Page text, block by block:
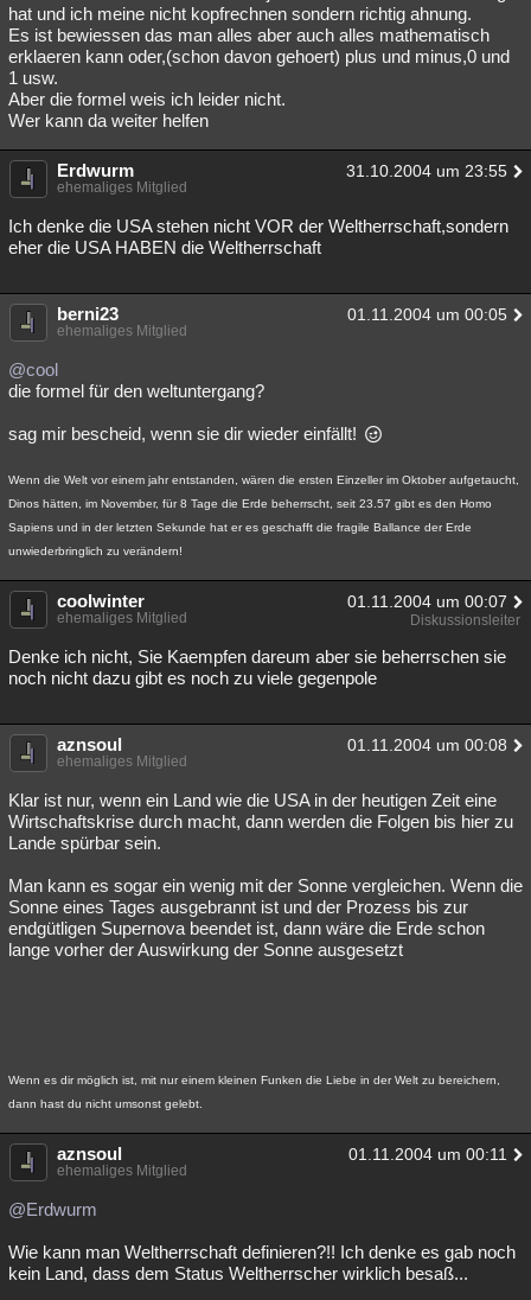
hat und ich meine nicht kopfrechnen sondern richtig ahnung.
Es ist bewiessen das man alles aber auch alles mathematisch
erklaeren kann oder,(schon davon gehoert) plus und minus,0 und
1 usw.
Aber die formel weis ich leider nicht.
Wer kann da weiter helfen
Erdwurm 31.10.2004 um 23:55
ehemaliges Mitglied
Ich denke die USA stehen nicht VOR der Weltherrschaft,sondern
eher die USA HABEN die Weltherrschaft
berni23 01.11.2004 um 00:05
ehemaliges Mitglied
@cool
die formel für den weltuntergang?
sag mir bescheid, wenn sie dir wieder einfällt!
Wenn die Welt vor einem jahr entstanden, wären die ersten Einzeller im Oktober aufgetaucht,
Dinos hätten, im November, für 8 Tage die Erde beherrscht, seit 23.57 gibt es den Homo
Sapiens und in der letzten Sekunde hat er es geschafft die fragile Ballance der Erde
unwiederbringlich zu verändern!
coolwinter 01.11.2004 um 00:07
ehemaliges Mitglied Diskussionsleiter
Denke ich nicht, Sie Kaempfen dareum aber sie beherrschen sie
noch nicht dazu gibt es noch zu viele gegenpole
aznsoul 01.11.2004 um 00:08
ehemaliges Mitglied
Klar ist nur, wenn ein Land wie die USA in der heutigen Zeit eine
Wirtschaftskrise durch macht, dann werden die Folgen bis hier zu
Lande spürbar sein.
Man kann es sogar ein wenig mit der Sonne vergleichen. Wenn die
Sonne eines Tages ausgebrannt ist und der Prozess bis zur
endgütligen Supernova beendet ist, dann wäre die Erde schon
lange vorher der Auswirkung der Sonne ausgesetzt
Wenn es dir möglich ist, mit nur einem kleinen Funken die Liebe in der Welt zu bereichern,
dann hast du nicht umsonst gelebt.
aznsoul 01.11.2004 um 00:11
ehemaliges Mitglied
@Erdwurm
Wie kann man Weltherrschaft definieren?!! Ich denke es gab noch
kein Land, dass dem Status Weltherrscher wirklich besaß...